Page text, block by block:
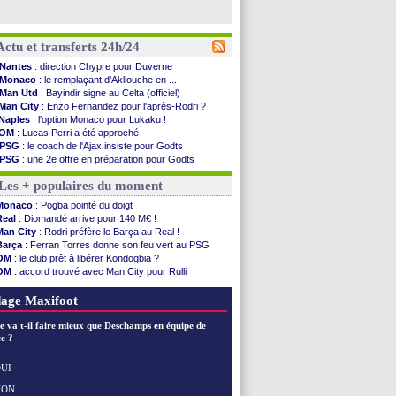
et transferts 24h/24
Nantes : direction Chypre pour Duverne
Monaco : le remplaçant d'Akliouche en ...
Man Utd : Bayindir signe au Celta (officiel)
City : Enzo Fernandez pour l'après-Rodri ?
: l'option Monaco pour Lukaku !
: Lucas Perri a été approché
PSG : le coach de l'Ajax insiste pour Godts
PSG : une 2e offre en préparation pour Godts
Francfort: Dina Ebimbe signe à Schalke (off.)
Strasbourg: Saïdou Sow prêté à Nantes (off.)
Monaco: Filipe Luis aimerait garder Balogun
Dortmund: Newcastle est prévenu pour Nmecha
Barça: première offre à 45 M€ pour Rodri ?
Argentine : le soutien très appuyé à Infantino
Tottenham: Van de Ven va prolonger
Barça : l'agent de Rodri confirme !
: la CAF soutient Infantino
: Embolo a des pistes alléchantes
: Haise confirme pour Aït Boudlal
City
+ populaires du moment
: Pogba pointé du doigt
: Diomandé arrive pour 140 M€ !
City : Rodri préfère le Barça au Real !
: Ferran Torres donne son feu vert au PSG
: le club prêt à libérer Kondogbia ?
: accord trouvé avec Man City pour Rulli
: Luis Enrique satisfait malgré tout
Maxifoot
va t-il faire mieux que Deschamps en équipe de
?